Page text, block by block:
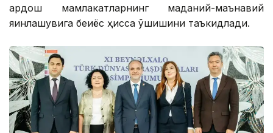
қардош мамлакатларнинг маданий-маънавий
яқинлашувига беқиёс ҳисса қўшишини таъкидлади.